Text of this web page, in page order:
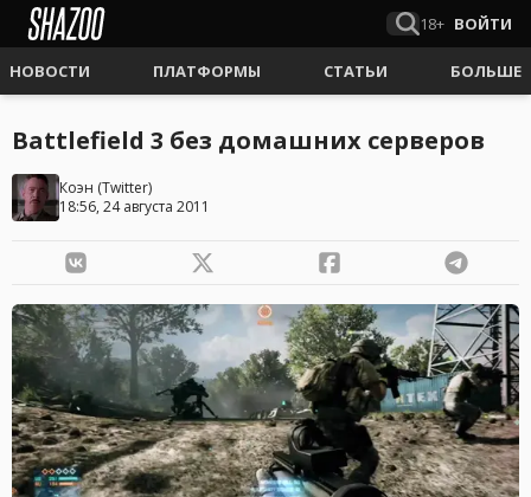
18+ ВОЙТИ
НОВОСТИ ПЛАТФОРМЫ СТАТЬИ БОЛЬШЕ
Battlefield 3 без домашних серверов
Коэн (Twitter)
18:56, 24 августа 2011